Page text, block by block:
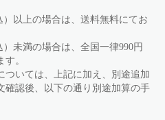
）以上の場合は、送料無料にてお
）未満の場合は、全国一律990円
。
ついては、上記に加え、別途追加
確認後、以下の通り別途加算の手